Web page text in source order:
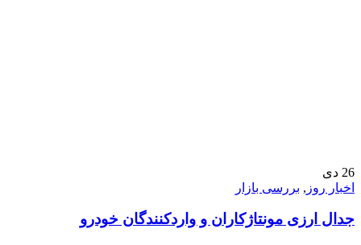
26 دی
اخبار روز , بررسی بازار
جدال ارزی مونتاژكاران و واردکنندگان خودرو